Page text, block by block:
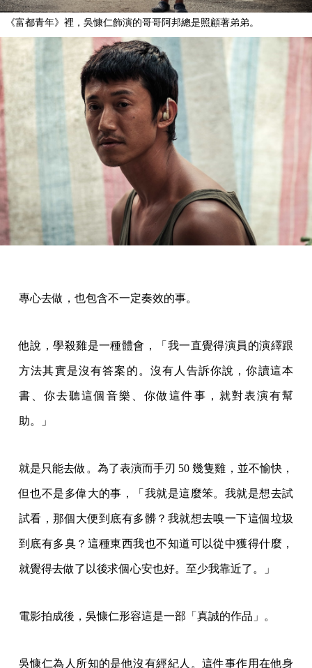
《富都青年》裡，吳慷仁飾演的哥哥阿邦總是照顧著弟弟。
專心去做，也包含不一定奏效的事。
他說，學殺雞是一種體會，「我一直覺得演員的演繹跟
方法其實是沒有答案的。沒有人告訴你說，你讀這本
書、你去聽這個音樂、你做這件事，就對表演有幫
助。」
就是只能去做。為了表演而手刃 50 幾隻雞，並不愉快，
但也不是多偉大的事，「我就是這麼笨。我就是想去試
試看，那個大便到底有多髒？我就想去嗅一下這個垃圾
到底有多臭？這種東西我也不知道可以從中獲得什麼，
就覺得去做了以後求個心安也好。至少我靠近了。」
電影拍成後，吳慷仁形容這是一部「真誠的作品」。
吳慷仁為人所知的是他沒有經紀人。這件事作用在他身